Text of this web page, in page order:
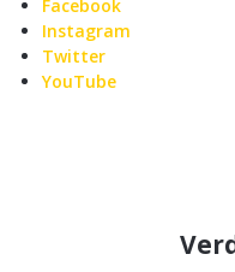
Facebook
Instagram
Twitter
YouTube